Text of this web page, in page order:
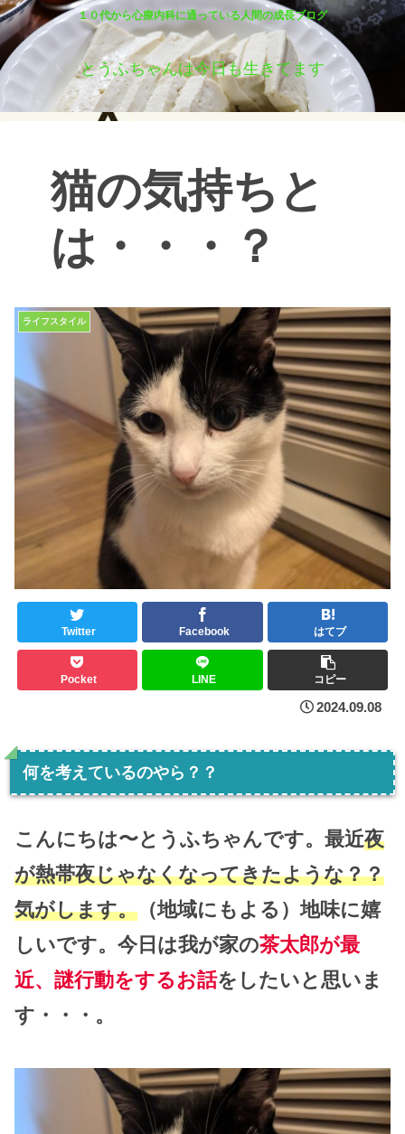
１０代から心療内科に通っている人間の成長ブログ
とうふちゃんは今日も生きてます
猫の気持ちと
は・・・？
ライフスタイル
Twitter Facebook はてブ
Pocket LINE コピー
2024.09.08
何を考えているのやら？？
こんにちは〜とうふちゃんです。最近夜
が熱帯夜じゃなくなってきたような？？
気がします。 （地域にもよる）地味に嬉
しいです。今日は我が家の茶太郎が最
近、謎行動をするお話をしたいと思いま
す・・・。